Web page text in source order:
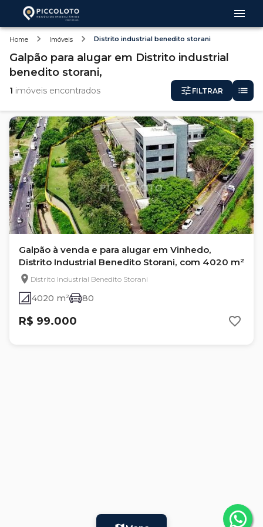
Home Imóveis Distrito industrial benedito storani
Galpão para alugar em Distrito industrial
benedito storani,
1 imóveis encontrados FILTRAR
Galpão à venda e para alugar em Vinhedo,
Distrito Industrial Benedito Storani, com 4020 m²
Distrito Industrial Benedito Storani
4020 m² 80
R$ 99.000